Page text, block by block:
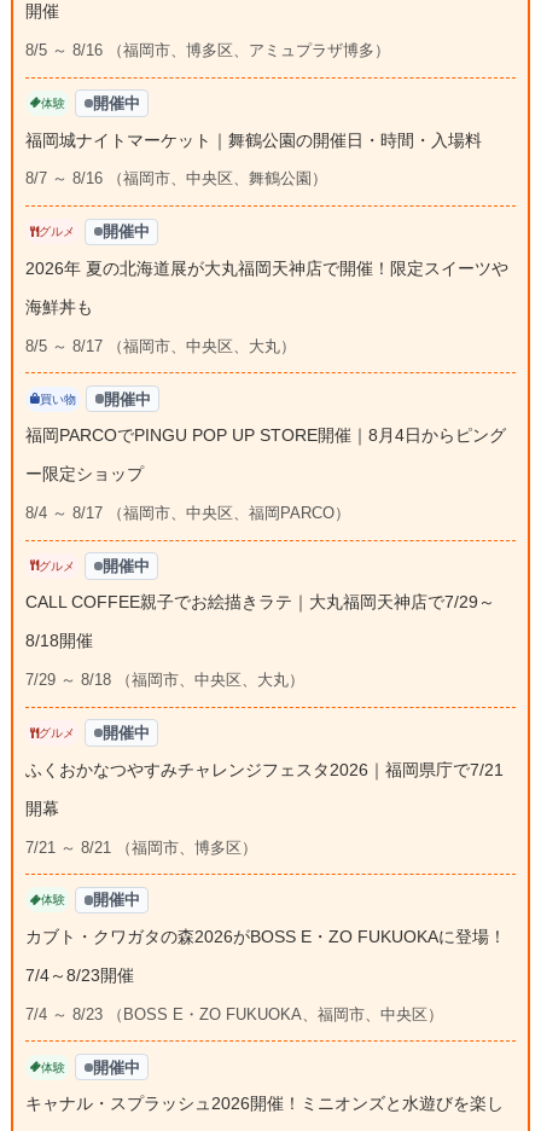
開催
8/5 ～ 8/16 （福岡市、博多区、アミュプラザ博多）
体験 開催中
福岡城ナイトマーケット｜舞鶴公園の開催日・時間・入場料
8/7 ～ 8/16 （福岡市、中央区、舞鶴公園）
グルメ 開催中
2026年 夏の北海道展が大丸福岡天神店で開催！限定スイーツや
海鮮丼も
8/5 ～ 8/17 （福岡市、中央区、大丸）
買い物 開催中
福岡PARCOでPINGU POP UP STORE開催｜8月4日からピング
ー限定ショップ
8/4 ～ 8/17 （福岡市、中央区、福岡PARCO）
グルメ 開催中
CALL COFFEE親子でお絵描きラテ｜大丸福岡天神店で7/29～
8/18開催
7/29 ～ 8/18 （福岡市、中央区、大丸）
グルメ 開催中
ふくおかなつやすみチャレンジフェスタ2026｜福岡県庁で7/21
開幕
7/21 ～ 8/21 （福岡市、博多区）
体験 開催中
カブト・クワガタの森2026がBOSS E・ZO FUKUOKAに登場！
7/4～8/23開催
7/4 ～ 8/23 （BOSS E・ZO FUKUOKA、福岡市、中央区）
体験 開催中
キャナル・スプラッシュ2026開催！ミニオンズと水遊びを楽し